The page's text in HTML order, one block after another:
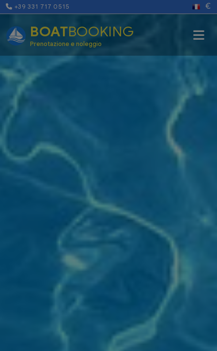
+39 331 717 0515 €
BOATBOOKING
Prenotazione e noleggio